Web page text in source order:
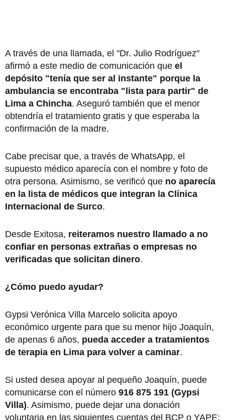
A través de una llamada, el "Dr. Julio Rodríguez"
afirmó a este medio de comunicación que el
depósito "tenía que ser al instante" porque la
ambulancia se encontraba "lista para partir" de
Lima a Chincha. Aseguró también que el menor
obtendría el tratamiento gratis y que esperaba la
confirmación de la madre.
Cabe precisar que, a través de WhatsApp, el
supuesto médico aparecía con el nombre y foto de
otra persona. Asimismo, se verificó que no aparecía
en la lista de médicos que integran la Clínica
Internacional de Surco.
Desde Exitosa, reiteramos nuestro llamado a no
confiar en personas extrañas o empresas no
verificadas que solicitan dinero.
¿Cómo puedo ayudar?
Gypsi Verónica Villa Marcelo solicita apoyo
económico urgente para que su menor hijo Joaquín,
de apenas 6 años, pueda acceder a tratamientos
de terapia en Lima para volver a caminar.
Si usted desea apoyar al pequeño Joaquín, puede
comunicarse con el número 916 875 191 (Gypsi
Villa). Asimismo, puede dejar una donación
voluntaria en las siguientes cuentas del BCP o YAPE: